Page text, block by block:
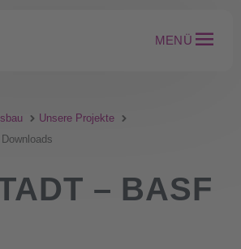
MENÜ
Unsere Projekte
Downloads
– BASF